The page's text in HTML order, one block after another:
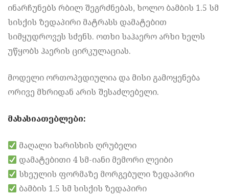
ინარჩუნებს რბილ შეგრძნებას, ხოლო ბამბის 1.5 სმ
სისქის ზედაპირი მატრასს დამატებით
სიმყუდროვეს სძენს. ოთხი საჰაერო არხი ხელს
უწყობს ჰაერის ცირკულაციას.
მოდელი ორთოპედიულია და მისი გამოყენება
ორივე მხრიდან არის შესაძლებელი.
მახასიათებლები:
მაღალი ხარისხის ღრუბელი
დამატებითი 4 სმ-იანი მემორი ლეიბი
სხეულის ფორმაზე მორგებული ზედაპირი
ბამბის 1.5 სმ სისქის ზედაპირი